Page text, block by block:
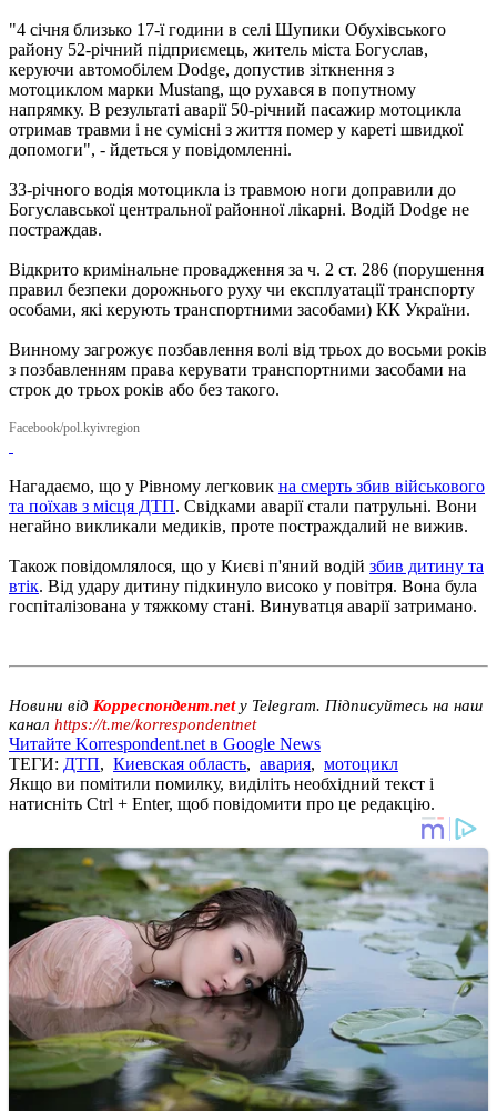
"4 січня близько 17-ї години в селі Шупики Обухівського
району 52-річний підприємець, житель міста Богуслав,
керуючи автомобілем Dodge, допустив зіткнення з
мотоциклом марки Mustang, що рухався в попутному
напрямку. В результаті аварії 50-річний пасажир мотоцикла
отримав травми і не сумісні з життя помер у кареті швидкої
допомоги", - йдеться у повідомленні.
33-річного водія мотоцикла із травмою ноги доправили до
Богуславської центральної районної лікарні. Водій Dodge не
постраждав.
Відкрито кримінальне провадження за ч. 2 ст. 286 (порушення
правил безпеки дорожнього руху чи експлуатації транспорту
особами, які керують транспортними засобами) КК України.
Винному загрожує позбавлення волі від трьох до восьми років
з позбавленням права керувати транспортними засобами на
строк до трьох років або без такого.
Facebook/pol.kyivregion
Нагадаємо, що у Рівному легковик на смерть збив військового
та поїхав з місця ДТП. Свідками аварії стали патрульні. Вони
негайно викликали медиків, проте постраждалий не вижив.
Також повідомлялося, що у Києві п'яний водій збив дитину та
втік. Від удару дитину підкинуло високо у повітря. Вона була
госпіталізована у тяжкому стані. Винуватця аварії затримано.
Новини від Корреспондент.netу Telegram. Підписуйтесь на наш
канал https://t.me/korrespondentnet
Читайте Korrespondent.net в Google News
ТЕГИ: ДТП, Киевская область, авария, мотоцикл
Якщо ви помітили помилку, виділіть необхідний текст і
натисніть Ctrl + Enter, щоб повідомити про це редакцію.